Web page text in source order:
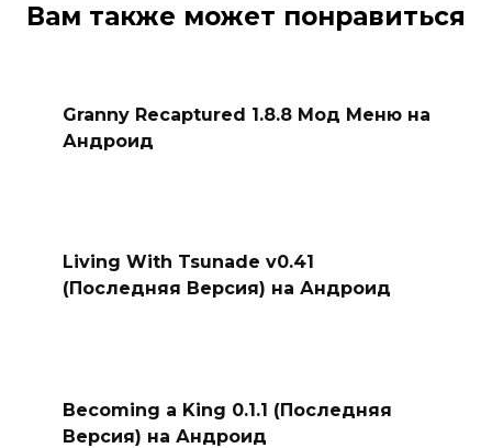
Вам также может понравиться
Granny Recaptured 1.8.8 Мод Меню на
Андроид
Living With Tsunade v0.41
(Последняя Версия) на Андроид
Becoming a King 0.1.1 (Последняя
Версия) на Андроид